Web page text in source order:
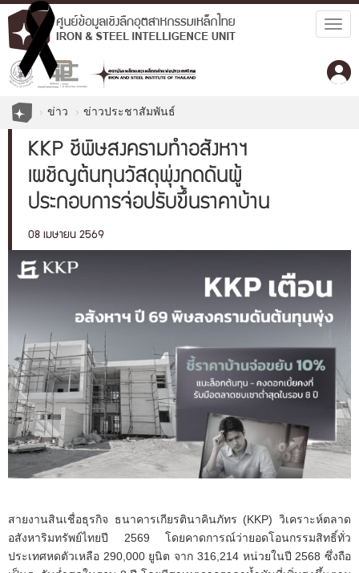
ข่าว ข่าวประชาสัมพันธ์
KKP ชี้พิษสงครามทำอสังหาฯ
เผชิญต้นทุนวัสดุพุ่งกดดันผู้
ประกอบการจ่อปรับขึ้นราคาบ้าน
5-10%
08 เมษายน 2569
สายงานสินเชื่อธุรกิจ ธนาคารเกียรตินาคินภัทร (KKP) วิเคราะห์ตลาด
อสังหาริมทรัพย์ไทยปี 2569 โดยคาดการณ์ว่ายอดโอนกรรมสิทธิ์ทั่ว
ประเทศหดตัวเหลือ 290,000 ยูนิต จาก 316,214 หน่วยในปี 2568 ซึ่งถือ